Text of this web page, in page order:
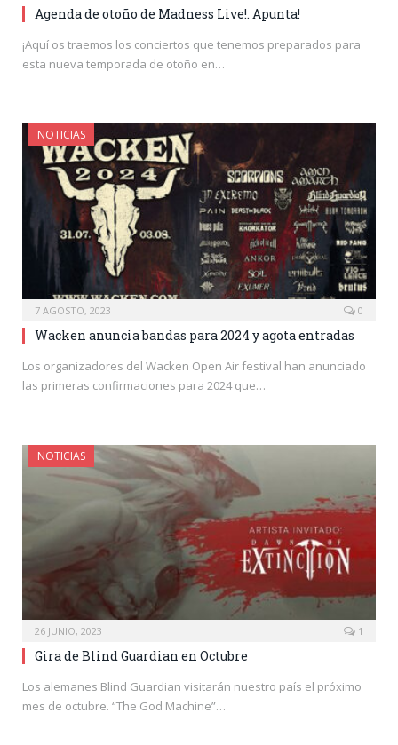
Agenda de otoño de Madness Live!. Apunta!
¡Aquí os traemos los conciertos que tenemos preparados para
esta nueva temporada de otoño en…
NOTICIAS
7 AGOSTO, 2023 0
Wacken anuncia bandas para 2024 y agota entradas
Los organizadores del Wacken Open Air festival han anunciado
las primeras confirmaciones para 2024 que…
NOTICIAS
26 JUNIO, 2023 1
Gira de Blind Guardian en Octubre
Los alemanes Blind Guardian visitarán nuestro país el próximo
mes de octubre. “The God Machine”…